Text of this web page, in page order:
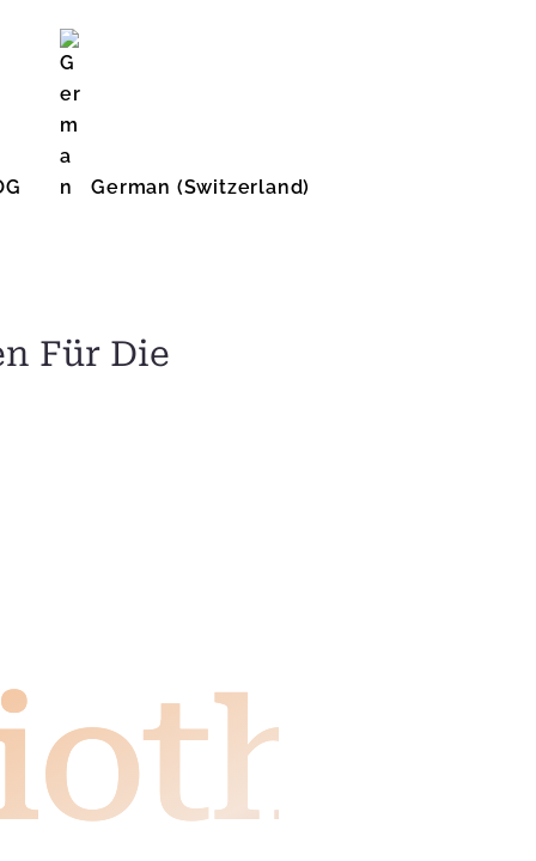
German (Switzerland)
Für Die